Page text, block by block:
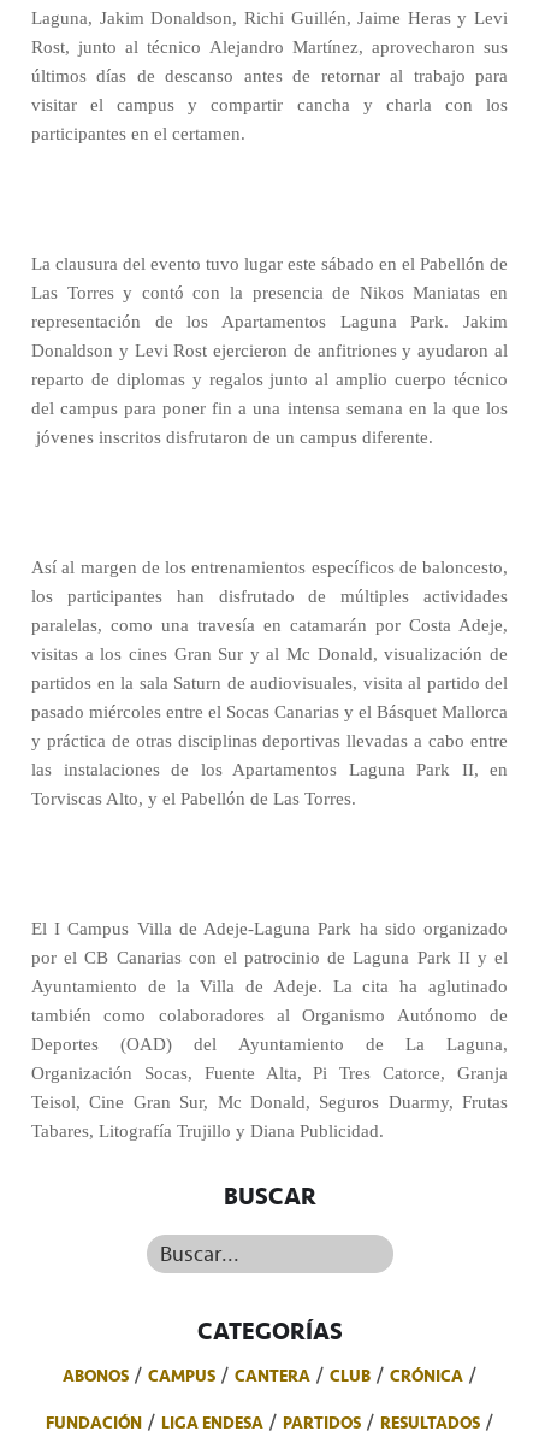
Laguna, Jakim Donaldson, Richi Guillén, Jaime Heras y Levi
Rost, junto al técnico Alejandro Martínez, aprovecharon sus
últimos días de descanso antes de retornar al trabajo para
visitar el campus y compartir cancha y charla con los
participantes en el certamen.
La clausura del evento tuvo lugar este sábado en el Pabellón de
Las Torres y contó con la presencia de Nikos Maniatas en
representación de los Apartamentos Laguna Park. Jakim
Donaldson y Levi Rost ejercieron de anfitriones y ayudaron al
reparto de diplomas y regalos junto al amplio cuerpo técnico
del campus para poner fin a una intensa semana en la que los
jóvenes inscritos disfrutaron de un campus diferente.
Así al margen de los entrenamientos específicos de baloncesto,
los participantes han disfrutado de múltiples actividades
paralelas, como una travesía en catamarán por Costa Adeje,
visitas a los cines Gran Sur y al Mc Donald, visualización de
partidos en la sala Saturn de audiovisuales, visita al partido del
pasado miércoles entre el Socas Canarias y el Básquet Mallorca
y práctica de otras disciplinas deportivas llevadas a cabo entre
las instalaciones de los Apartamentos Laguna Park II, en
Torviscas Alto, y el Pabellón de Las Torres.
El I Campus Villa de Adeje-Laguna Park ha sido organizado
por el CB Canarias con el patrocinio de Laguna Park II y el
Ayuntamiento de la Villa de Adeje. La cita ha aglutinado
también como colaboradores al Organismo Autónomo de
Deportes (OAD) del Ayuntamiento de La Laguna,
Organización Socas, Fuente Alta, Pi Tres Catorce, Granja
Teisol, Cine Gran Sur, Mc Donald, Seguros Duarmy, Frutas
Tabares, Litografía Trujillo y Diana Publicidad.
BUSCAR
Buscar...
CATEGORÍAS
ABONOS CAMPUS CANTERA CLUB
CRÓNICA
FUNDACIÓN
LIGA ENDESA PARTIDOS RESULTADOS